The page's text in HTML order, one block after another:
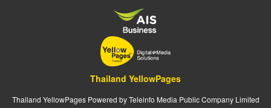
Thailand YellowPages
Thailand YellowPages Powered by Teleinfo Media Public Company Limited